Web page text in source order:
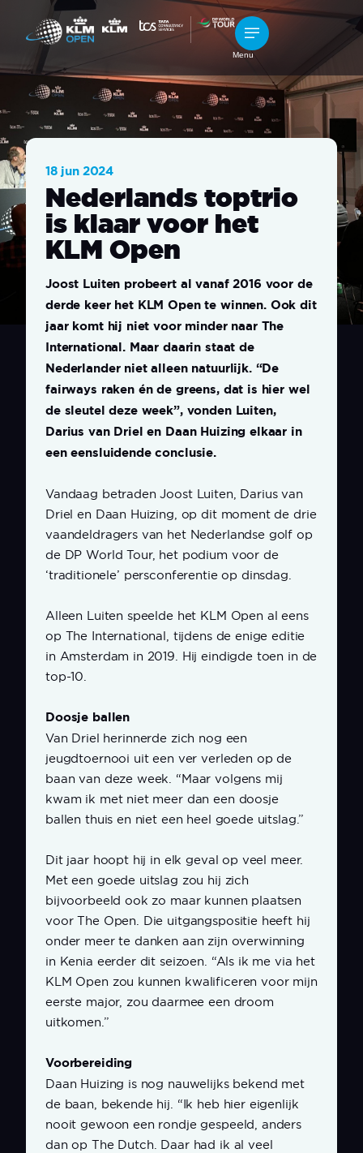
Menu
18 jun 2024
Nederlands toptrio
is klaar voor het
KLM Open
Joost Luiten probeert al vanaf 2016 voor de
derde keer het KLM Open te winnen. Ook dit
jaar komt hij niet voor minder naar The
International. Maar daarin staat de
Nederlander niet alleen natuurlijk. “De
fairways raken én de greens, dat is hier wel
de sleutel deze week”, vonden Luiten,
Darius van Driel en Daan Huizing elkaar in
een eensluidende conclusie.
Vandaag betraden Joost Luiten, Darius van
Driel en Daan Huizing, op dit moment de drie
vaandeldragers van het Nederlandse golf op
de DP World Tour, het podium voor de
‘traditionele’ persconferentie op dinsdag.
Alleen Luiten speelde het KLM Open al eens
op The International, tijdens de enige editie
in Amsterdam in 2019. Hij eindigde toen in de
top-10.
Doosje ballen
Van Driel herinnerde zich nog een
jeugdtoernooi uit een ver verleden op de
baan van deze week. “Maar volgens mij
kwam ik met niet meer dan een doosje
ballen thuis en niet een heel goede uitslag.”
Dit jaar hoopt hij in elk geval op veel meer.
Met een goede uitslag zou hij zich
bijvoorbeeld ook zo maar kunnen plaatsen
voor The Open. Die uitgangspositie heeft hij
onder meer te danken aan zijn overwinning
in Kenia eerder dit seizoen. “Als ik me via het
KLM Open zou kunnen kwalificeren voor mijn
eerste major, zou daarmee een droom
uitkomen.”
Voorbereiding
Daan Huizing is nog nauwelijks bekend met
de baan, bekende hij. “Ik heb hier eigenlijk
nooit gewoon een rondje gespeeld, anders
dan op The Dutch. Daar had ik al veel